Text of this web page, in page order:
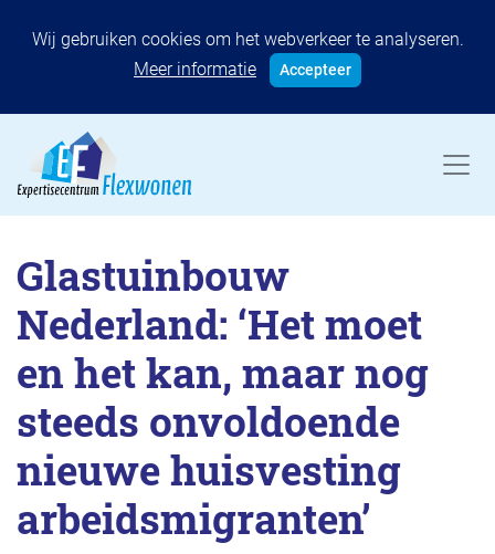
Wij gebruiken cookies om het webverkeer te analyseren.
Meer informatie
Accepteer
Glastuinbouw
Nederland: ‘Het moet
en het kan, maar nog
steeds onvoldoende
nieuwe huisvesting
arbeidsmigranten’